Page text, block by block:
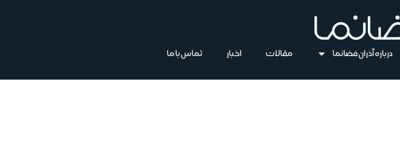
درباره آذران فضانما مقالات اخبار تماس با ما